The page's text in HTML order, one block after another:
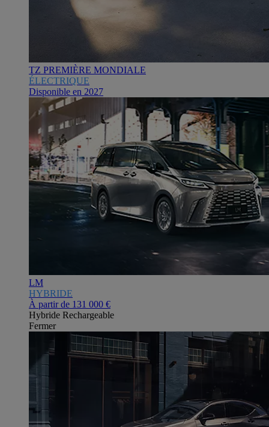
TZ PREMIÈRE MONDIALE
ÉLECTRIQUE
Disponible en 2027
LM
HYBRIDE
À partir de 131 000 €
Hybride Rechargeable
Fermer